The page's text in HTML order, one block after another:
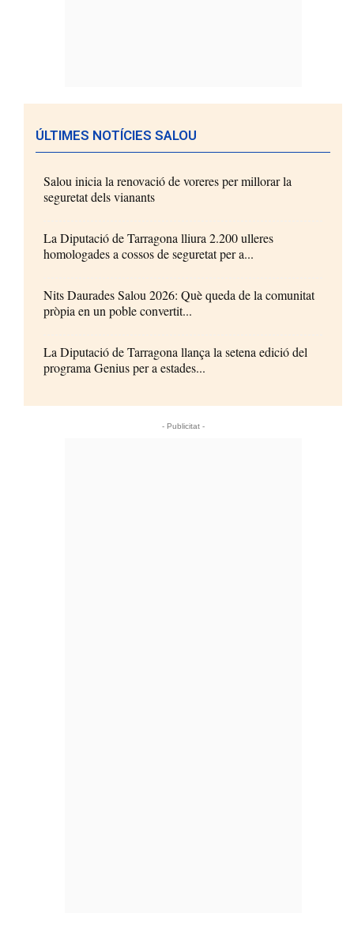
ÚLTIMES NOTÍCIES SALOU
Salou inicia la renovació de voreres per millorar la
seguretat dels vianants
La Diputació de Tarragona lliura 2.200 ulleres
homologades a cossos de seguretat per a...
Nits Daurades Salou 2026: Què queda de la comunitat
pròpia en un poble convertit...
La Diputació de Tarragona llança la setena edició del
programa Genius per a estades...
- Publicitat -